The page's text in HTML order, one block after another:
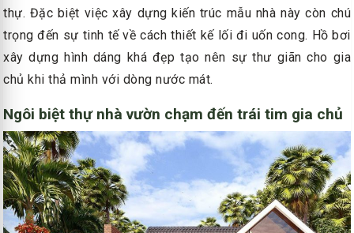
thự. Đặc biệt việc xây dựng kiến trúc mẫu nhà này còn chú
trọng đến sự tinh tế về cách thiết kế lối đi uốn cong. Hồ bơi
xây dựng hình dáng khá đẹp tạo nên sự thư giãn cho gia
chủ khi thả mình với dòng nước mát.
Ngôi biệt thự nhà vườn chạm đến trái tim gia chủ